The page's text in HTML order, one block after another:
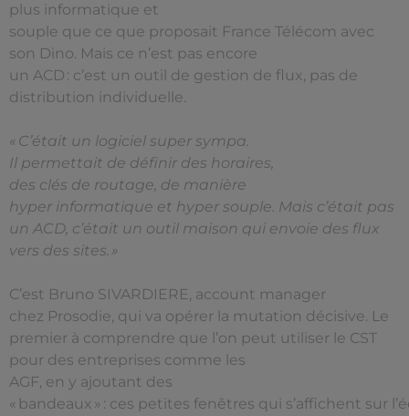
plus informatique et
souple que ce que proposait France Télécom avec
son Dino. Mais ce n’est pas encore
un ACD : c’est un outil de gestion de flux, pas de
distribution individuelle.
« C’était un logiciel super sympa.
Il permettait de définir des horaires,
des clés de routage, de manière
hyper informatique et hyper souple. Mais c’était pas
un ACD, c’était un outil maison qui envoie des flux
vers des sites. »
C’est Bruno SIVARDIERE, account manager
chez Prosodie, qui va opérer la mutation décisive. Le
premier à comprendre que l’on peut utiliser le CST
pour des entreprises comme les
AGF, en y ajoutant des
« bandeaux » : ces petites fenêtres qui s’affichent sur